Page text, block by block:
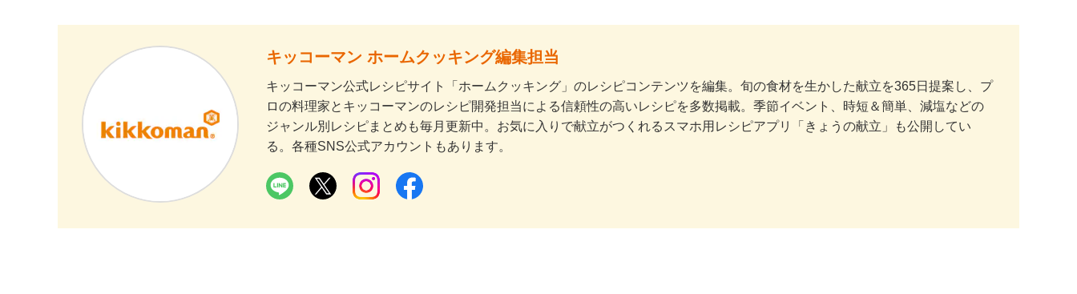
キッコーマン ホームクッキング編集担当
キッコーマン公式レシピサイト「ホームクッキング」のレシピコンテンツを編集。旬の食材を生かした献立を365日提案し、プ
ロの料理家とキッコーマンのレシピ開発担当による信頼性の高いレシピを多数掲載。季節イベント、時短＆簡単、減塩などの
ジャンル別レシピまとめも毎月更新中。お気に入りで献立がつくれるスマホ用レシピアプリ「きょうの献立」も公開してい
る。各種SNS公式アカウントもあります。